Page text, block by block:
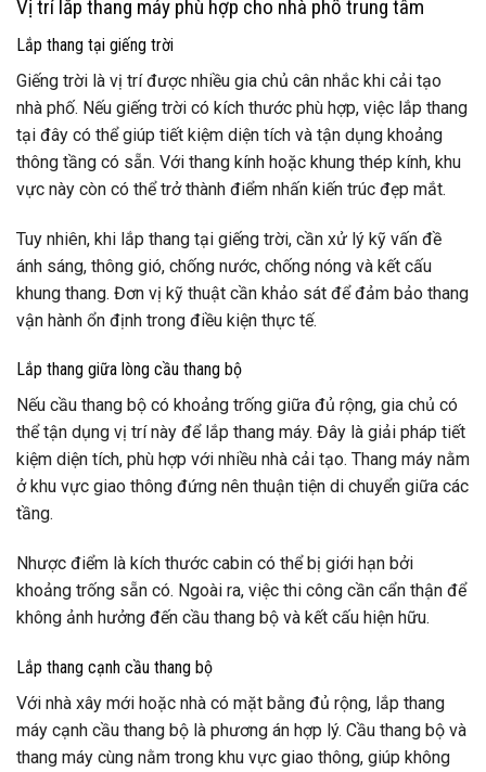
Vị trí lắp thang máy phù hợp cho nhà phố trung tâm
Lắp thang tại giếng trời
Giếng trời là vị trí được nhiều gia chủ cân nhắc khi cải tạo
nhà phố. Nếu giếng trời có kích thước phù hợp, việc lắp thang
tại đây có thể giúp tiết kiệm diện tích và tận dụng khoảng
thông tầng có sẵn. Với thang kính hoặc khung thép kính, khu
vực này còn có thể trở thành điểm nhấn kiến trúc đẹp mắt.
Tuy nhiên, khi lắp thang tại giếng trời, cần xử lý kỹ vấn đề
ánh sáng, thông gió, chống nước, chống nóng và kết cấu
khung thang. Đơn vị kỹ thuật cần khảo sát để đảm bảo thang
vận hành ổn định trong điều kiện thực tế.
Lắp thang giữa lòng cầu thang bộ
Nếu cầu thang bộ có khoảng trống giữa đủ rộng, gia chủ có
thể tận dụng vị trí này để lắp thang máy. Đây là giải pháp tiết
kiệm diện tích, phù hợp với nhiều nhà cải tạo. Thang máy nằm
ở khu vực giao thông đứng nên thuận tiện di chuyển giữa các
tầng.
Nhược điểm là kích thước cabin có thể bị giới hạn bởi
khoảng trống sẵn có. Ngoài ra, việc thi công cần cẩn thận để
không ảnh hưởng đến cầu thang bộ và kết cấu hiện hữu.
Lắp thang cạnh cầu thang bộ
Với nhà xây mới hoặc nhà có mặt bằng đủ rộng, lắp thang
máy cạnh cầu thang bộ là phương án hợp lý. Cầu thang bộ và
thang máy cùng nằm trong khu vực giao thông, giúp không